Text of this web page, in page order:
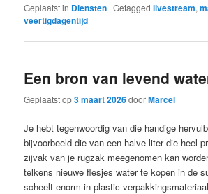
Geplaatst in Diensten |Getagged livestream,
veertigdagentijd
Een bron van levend
Geplaatst op3 maart 2026doorMarcel
Je hebt tegenwoordig van die handige
bijvoorbeeld die van een halve liter die heel
zijvak van je rugzak meegenomen kan
telkens nieuwe flesjes water te kopen in de
scheelt enorm in plastic